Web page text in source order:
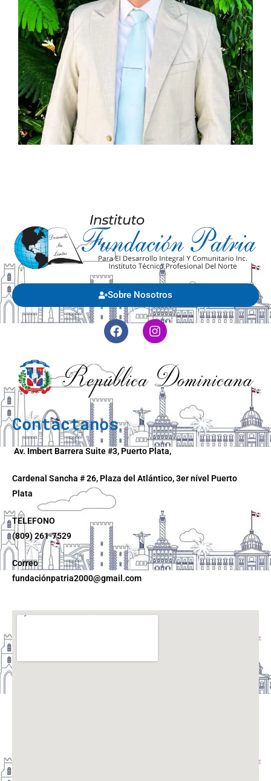
Sobre Nosotros
Contáctanos
Av. Imbert Barrera Suite #3, Puerto Plata,
Cardenal Sancha # 26, Plaza del Atlántico, 3er nível Puerto
Plata
TELEFONO
(809) 261-7529
Correo
fundaciónpatria2000@gmail.com